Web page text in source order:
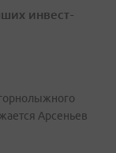
инвест-
Арсеньев